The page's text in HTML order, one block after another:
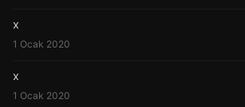
x
1 Ocak 2020
x
1 Ocak 2020